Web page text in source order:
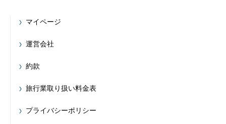
マイページ
運営会社
約款
旅行業取り扱い料金表
プライバシーポリシー